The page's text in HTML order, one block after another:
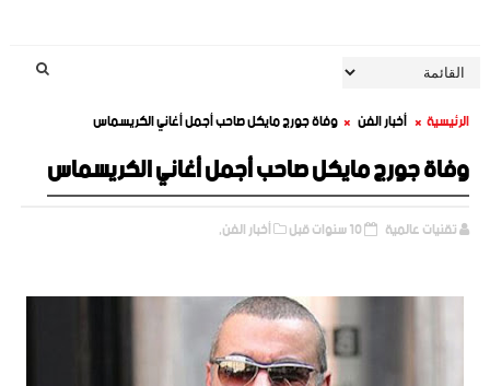
الرئيسية أخبار الفن وفاة جورج مايكل صاحب أجمل أغاني الكريسماس
وفاة جورج مايكل صاحب أجمل أغاني الكريسماس
تقنيات عالمية 10 سنوات قبل أخبار الفن,